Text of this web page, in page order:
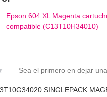
Epson 604 XL Magenta
compatible (C13T10H34010)
Sea el primero en dejar
SINGLEPACK